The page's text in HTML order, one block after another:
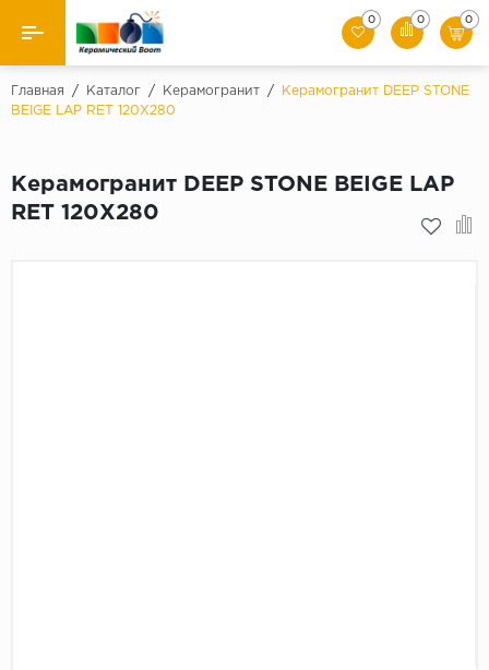
Назад
Керамическая плитка
0 0 0
Главная / Каталог / Керамогранит /
Керамогранит DEEP STONE
BEIGE LAP RET 120X280
Керамогранит DEEP STONE BEIGE LAP
RET 120X280